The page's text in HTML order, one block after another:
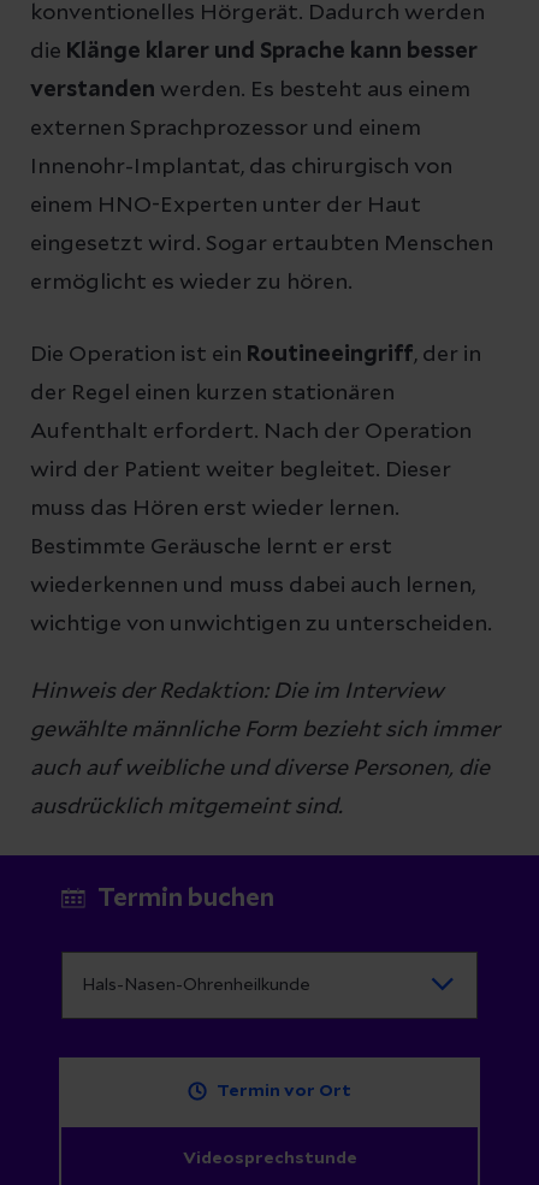
konventionelles Hörgerät. Dadurch werden
die Klänge klarer und Sprache kann besser
verstanden werden. Es besteht aus einem
externen Sprachprozessor und einem
Innenohr-Implantat, das chirurgisch von
einem HNO-Experten unter der Haut
eingesetzt wird. Sogar ertaubten Menschen
ermöglicht es wieder zu hören.
Die Operation ist ein Routineeingriff, der in
der Regel einen kurzen stationären
Aufenthalt erfordert. Nach der Operation
wird der Patient weiter begleitet. Dieser
muss das Hören erst wieder lernen.
Bestimmte Geräusche lernt er erst
wiederkennen und muss dabei auch lernen,
wichtige von unwichtigen zu unterscheiden.
Hinweis der Redaktion: Die im Interview
gewählte männliche Form bezieht sich immer
auch auf weibliche und diverse Personen, die
ausdrücklich mitgemeint sind.
Termin buchen
Termin vor Ort
Videosprechstunde